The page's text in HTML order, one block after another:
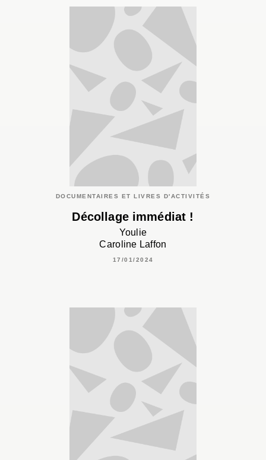
DOCUMENTAIRES ET LIVRES D'ACTIVITÉS
Décollage immédiat !
Youlie
Caroline Laffon
17/01/2024